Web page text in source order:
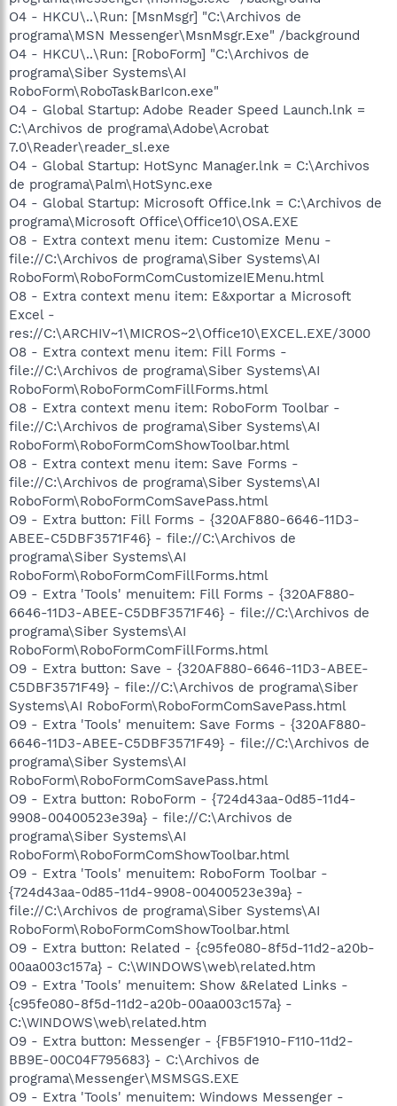
O4 - HKCU\..\Run: [MsnMsgr] "C:\Archivos de
programa\MSN Messenger\MsnMsgr.Exe" /background
O4 - HKCU\..\Run: [RoboForm] "C:\Archivos de
programa\Siber Systems\AI
RoboForm\RoboTaskBarIcon.exe"
O4 - Global Startup: Adobe Reader Speed Launch.lnk =
C:\Archivos de programa\Adobe\Acrobat
7.0\Reader\reader_sl.exe
O4 - Global Startup: HotSync Manager.lnk = C:\Archivos
de programa\Palm\HotSync.exe
O4 - Global Startup: Microsoft Office.lnk = C:\Archivos de
programa\Microsoft Office\Office10\OSA.EXE
O8 - Extra context menu item: Customize Menu -
file://C:\Archivos de programa\Siber Systems\AI
RoboForm\RoboFormComCustomizeIEMenu.html
O8 - Extra context menu item: E&xportar a Microsoft
Excel -
res://C:\ARCHIV~1\MICROS~2\Office10\EXCEL.EXE/3000
O8 - Extra context menu item: Fill Forms -
file://C:\Archivos de programa\Siber Systems\AI
RoboForm\RoboFormComFillForms.html
O8 - Extra context menu item: RoboForm Toolbar -
file://C:\Archivos de programa\Siber Systems\AI
RoboForm\RoboFormComShowToolbar.html
O8 - Extra context menu item: Save Forms -
file://C:\Archivos de programa\Siber Systems\AI
RoboForm\RoboFormComSavePass.html
O9 - Extra button: Fill Forms - {320AF880-6646-11D3-
ABEE-C5DBF3571F46} - file://C:\Archivos de
programa\Siber Systems\AI
RoboForm\RoboFormComFillForms.html
O9 - Extra 'Tools' menuitem: Fill Forms - {320AF880-
6646-11D3-ABEE-C5DBF3571F46} - file://C:\Archivos de
programa\Siber Systems\AI
RoboForm\RoboFormComFillForms.html
O9 - Extra button: Save - {320AF880-6646-11D3-ABEE-
C5DBF3571F49} - file://C:\Archivos de programa\Siber
Systems\AI RoboForm\RoboFormComSavePass.html
O9 - Extra 'Tools' menuitem: Save Forms - {320AF880-
6646-11D3-ABEE-C5DBF3571F49} - file://C:\Archivos de
programa\Siber Systems\AI
RoboForm\RoboFormComSavePass.html
O9 - Extra button: RoboForm - {724d43aa-0d85-11d4-
9908-00400523e39a} - file://C:\Archivos de
programa\Siber Systems\AI
RoboForm\RoboFormComShowToolbar.html
O9 - Extra 'Tools' menuitem: RoboForm Toolbar -
{724d43aa-0d85-11d4-9908-00400523e39a} -
file://C:\Archivos de programa\Siber Systems\AI
RoboForm\RoboFormComShowToolbar.html
O9 - Extra button: Related - {c95fe080-8f5d-11d2-a20b-
00aa003c157a} - C:\WINDOWS\web\related.htm
O9 - Extra 'Tools' menuitem: Show &Related Links -
{c95fe080-8f5d-11d2-a20b-00aa003c157a} -
C:\WINDOWS\web\related.htm
O9 - Extra button: Messenger - {FB5F1910-F110-11d2-
BB9E-00C04F795683} - C:\Archivos de
programa\Messenger\MSMSGS.EXE
O9 - Extra 'Tools' menuitem: Windows Messenger -